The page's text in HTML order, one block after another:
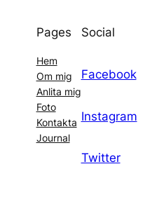
Pages
Hem
Om mig
Anlita mig
Foto
Kontakta
Journal
Social
Facebook
Instagram
Twitter